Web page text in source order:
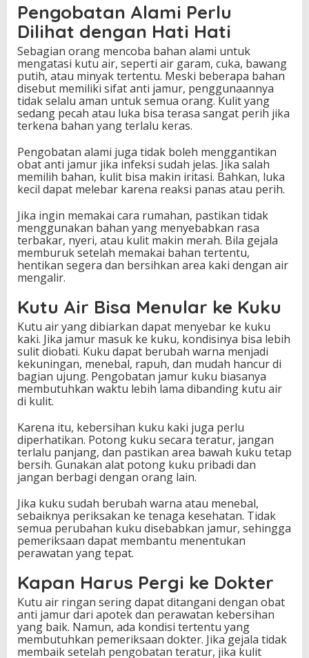
Pengobatan Alami Perlu
Dilihat dengan Hati Hati
Sebagian orang mencoba bahan alami untuk
mengatasi kutu air, seperti air garam, cuka, bawang
putih, atau minyak tertentu. Meski beberapa bahan
disebut memiliki sifat anti jamur, penggunaannya
tidak selalu aman untuk semua orang. Kulit yang
sedang pecah atau luka bisa terasa sangat perih jika
terkena bahan yang terlalu keras.
Pengobatan alami juga tidak boleh menggantikan
obat anti jamur jika infeksi sudah jelas. Jika salah
memilih bahan, kulit bisa makin iritasi. Bahkan, luka
kecil dapat melebar karena reaksi panas atau perih.
Jika ingin memakai cara rumahan, pastikan tidak
menggunakan bahan yang menyebabkan rasa
terbakar, nyeri, atau kulit makin merah. Bila gejala
memburuk setelah memakai bahan tertentu,
hentikan segera dan bersihkan area kaki dengan air
mengalir.
Kutu Air Bisa Menular ke Kuku
Kutu air yang dibiarkan dapat menyebar ke kuku
kaki. Jika jamur masuk ke kuku, kondisinya bisa lebih
sulit diobati. Kuku dapat berubah warna menjadi
kekuningan, menebal, rapuh, dan mudah hancur di
bagian ujung. Pengobatan jamur kuku biasanya
membutuhkan waktu lebih lama dibanding kutu air
di kulit.
Karena itu, kebersihan kuku kaki juga perlu
diperhatikan. Potong kuku secara teratur, jangan
terlalu panjang, dan pastikan area bawah kuku tetap
bersih. Gunakan alat potong kuku pribadi dan
jangan berbagi dengan orang lain.
Jika kuku sudah berubah warna atau menebal,
sebaiknya periksakan ke tenaga kesehatan. Tidak
semua perubahan kuku disebabkan jamur, sehingga
pemeriksaan dapat membantu menentukan
perawatan yang tepat.
Kapan Harus Pergi ke Dokter
Kutu air ringan sering dapat ditangani dengan obat
anti jamur dari apotek dan perawatan kebersihan
yang baik. Namun, ada kondisi tertentu yang
membutuhkan pemeriksaan dokter. Jika gejala tidak
membaik setelah pengobatan teratur, jika kulit